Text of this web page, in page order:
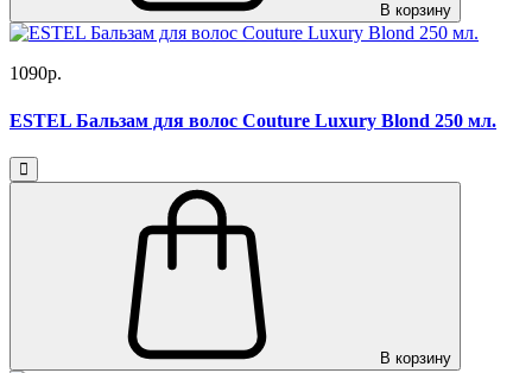
В корзину
1090р.
ESTEL Бальзам для волос Couture Luxury Blond 250 мл.
В корзину